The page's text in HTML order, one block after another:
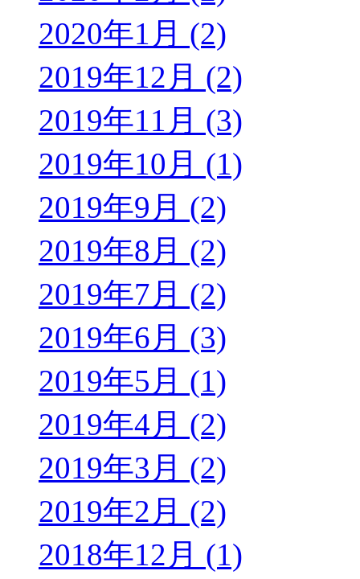
2020年1月 (2)
2019年12月 (2)
2019年11月 (3)
2019年10月 (1)
2019年9月 (2)
2019年8月 (2)
2019年7月 (2)
2019年6月 (3)
2019年5月 (1)
2019年4月 (2)
2019年3月 (2)
2019年2月 (2)
2018年12月 (1)